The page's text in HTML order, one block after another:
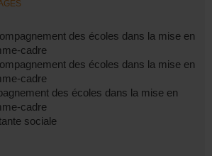
des écoles dans la mise en
cadre
des écoles dans la mise en
cadre
des écoles dans la mise en
cadre
sociale